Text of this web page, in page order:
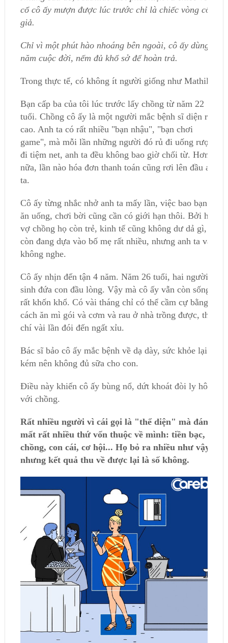
cổ cô ấy mượn được lúc trước chỉ là chiếc vòng cổ
giả.
Chỉ vì một phút hào nhoáng bên ngoài, cô ấy dùng 10
năm cuộc đời, nếm đủ khổ sở để hoàn trả.
Trong thực tế, có không ít người giống như Mathilde.
Bạn cấp ba của tôi lúc trước lấy chồng từ năm 22
tuổi. Chồng cô ấy là một người mắc bệnh sĩ diện rất
cao. Anh ta có rất nhiều "bạn nhậu", "bạn chơi
game", mà mỗi lần những người đó rủ đi uống rượu,
đi tiệm net, anh ta đều không bao giờ chối từ. Hơn
nữa, lần nào hóa đơn thanh toán cũng rơi lên đầu anh
ta.
Cô ấy từng nhắc nhở anh ta mấy lần, việc bao bạn bè
ăn uống, chơi bời cũng cần có giới hạn thôi. Bởi hai
vợ chồng họ còn trẻ, kinh tế cũng không dư dả gì,
còn đang dựa vào bố mẹ rất nhiều, nhưng anh ta vẫn
không nghe.
Cô ấy nhịn đến tận 4 năm. Năm 26 tuổi, hai người
sinh đứa con đầu lòng. Vậy mà cô ấy vẫn còn sống
rất khốn khổ. Có vài tháng chỉ có thể cầm cự bằng
cách ăn mì gói và cơm và rau ở nhà trồng được, thậm
chí vài lần đói đến ngất xỉu.
Bác sĩ bảo cô ấy mắc bệnh về dạ dày, sức khỏe lại
kém nên không đủ sữa cho con.
Điều này khiến cô ấy bùng nổ, dứt khoát đòi ly hôn
với chồng.
Rất nhiều người vì cái gọi là "thể diện" mà đánh
mất rất nhiều thứ vốn thuộc về mình: tiền bạc, vợ
chồng, con cái, cơ hội... Họ bỏ ra nhiều như vậy,
nhưng kết quả thu về được lại là số không.